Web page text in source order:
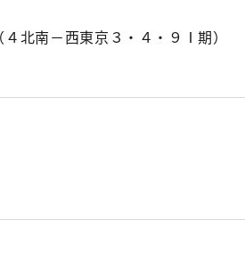
北南－西東京３・４・９Ⅰ期）